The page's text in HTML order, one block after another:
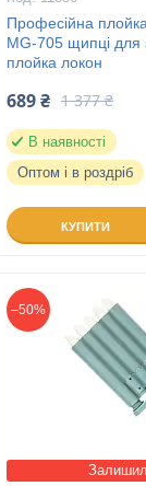
Професійна
MG-705 щипці для
плойка локон
689 ₴ 1 377 ₴
В наявності
Оптом і в роздріб
КУПИТИ
–50%